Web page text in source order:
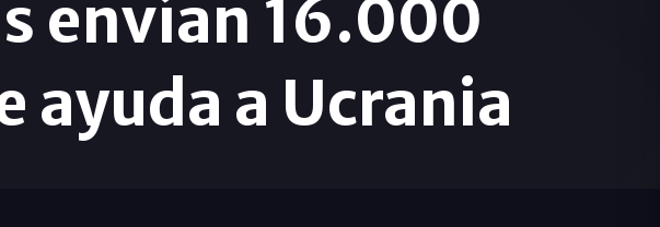
envían 16.000
ayuda a Ucrania